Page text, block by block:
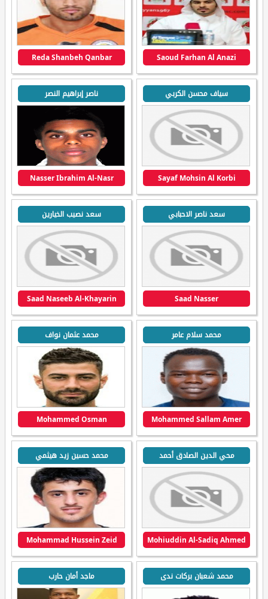
Saoud Farhan Al Anazi
Reda Shanbeh Qanbar
سياف محسن الكربي
Sayaf Mohsin Al Korbi
ناصر إبراهيم النصر
Nasser Ibrahim Al-Nasr
سعد ناصر الاحبابي
Saad Nasser
سعد نصيب الخيارين
Saad Naseeb Al-Khayarin
محمد سلام عامر
Mohammed Sallam Amer
محمد عثمان نواف
Mohammed Osman
محي الدين الصادق أحمد
Mohiuddin Al-Sadiq Ahmed
محمد حسين زيد هيثمي
Mohammad Hussein Zeid
محمد شعبان بركات ندى ماجد أمان حارب